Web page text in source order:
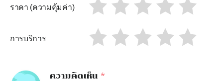
ราคา (ความคุ้มค่า)
การบริการ
ความคิดเห็น *